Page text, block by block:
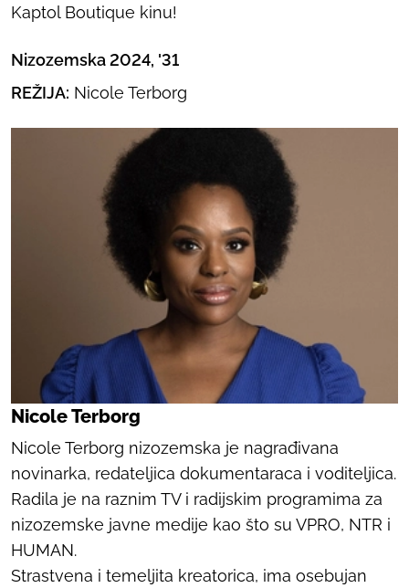
Kaptol Boutique kinu!
Nizozemska 2024, '31
REŽIJA: Nicole Terborg
Nicole Terborg
Nicole Terborg nizozemska je nagrađivana
novinarka, redateljica dokumentaraca i voditeljica.
Radila je na raznim TV i radijskim programima za
nizozemske javne medije kao što su VPRO, NTR i
HUMAN.
Strastvena i temeljita kreatorica, ima osebujan